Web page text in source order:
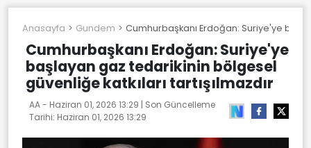
Anasayfa Gundem Cumhurbaşkanı Erdoğan: Suriye'ye
Cumhurbaşkanı Erdoğan: Suriye'ye
başlayan gaz tedarikinin bölgesel
güvenliğe katkıları tartışılmazdır
AA - Haziran 01, 2026 13:29 | Son Güncelleme
Tarihi: Haziran 01, 2026 13:29